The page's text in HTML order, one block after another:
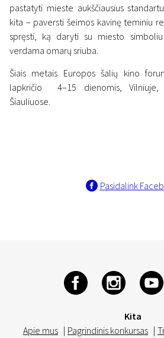
pastatyti mieste aukščiausius
kita – paversti šeimos kavinę teminiu
spręsti, ką daryti su miesto
verdama omarų sriuba.
Šiais metais Europos šalių kino
lapkričio 4–15 dienomis,
Šiauliuose.
Pasidalink
Kita
Apie mus | Pagrindinis konkursas |